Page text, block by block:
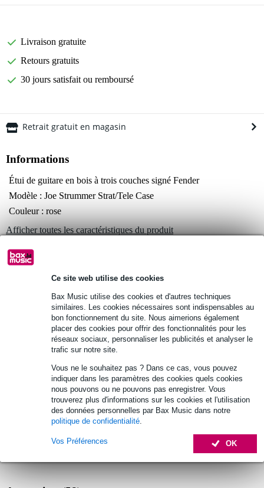
Ce site web utilise des cookies
Bax Music utilise des cookies et d'autres techniques
similaires. Les cookies nécessaires sont indispensables au
bon fonctionnement du site. Nous aimerions également
placer des cookies pour offrir des fonctionnalités pour les
réseaux sociaux, personnaliser les publicités et analyser le
trafic sur notre site.
Vous ne le souhaitez pas ? Dans ce cas, vous pouvez
indiquer dans les paramètres des cookies quels cookies
nous pouvons ou ne pouvons pas enregistrer. Vous
trouverez plus d'informations sur les cookies et l'utilisation
des données personnelles par Bax Music dans notre
politique de confidentialité.
OK
Vos Préférences
Livraison gratuite
Retours gratuits
30 jours satisfait ou remboursé
Retrait gratuit en magasin
Informations
Étui de guitare en bois à trois couches signé Fender
Modèle : Joe Strummer Strat/Tele Case
Couleur : rose
Afficher toutes les caractéristiques du produit
Autres variantes (4)
Autres variantes (1)